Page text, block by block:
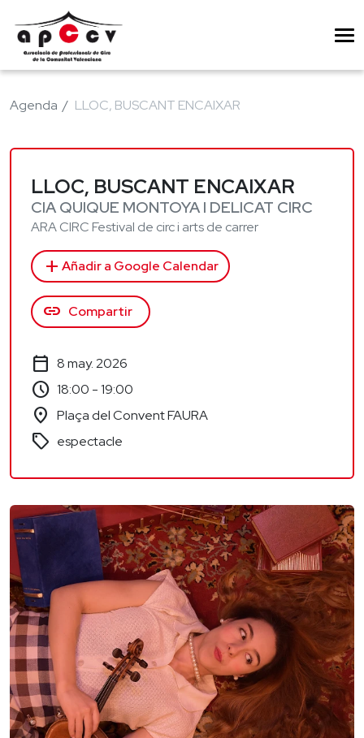
Agenda LLOC, BUSCANT ENCAIXAR
LLOC, BUSCANT ENCAIXAR
CIA QUIQUE MONTOYA I DELICAT CIRC
ARA CIRC Festival de circ i arts de carrer
add Añadir a Google Calendar
link Compartir
calendar_today 8 may. 2026
schedule 18:00 - 19:00
location_on Plaça del Convent FAURA
sell espectacle